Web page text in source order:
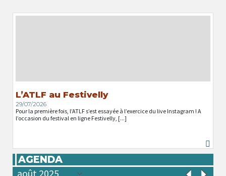
L’ATLF au Festivelly
29/07/2026
Pour la première fois, l’ATLF s’est essayée à l’exercice du live Instagram ! A
l’occasion du festival en ligne Festivelly, [...]
AGENDA